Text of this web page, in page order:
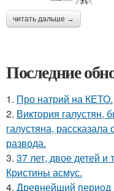
читать дальше →
Последние
1. Про натрий на КЕТО.
2. Виктория
галустяна,
развода.
3. 37 лет, двое детей и
Кристины асмус.
4. Древнейший период